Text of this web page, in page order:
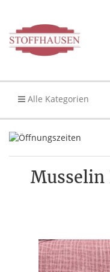
Alle Kategorien
Musselin